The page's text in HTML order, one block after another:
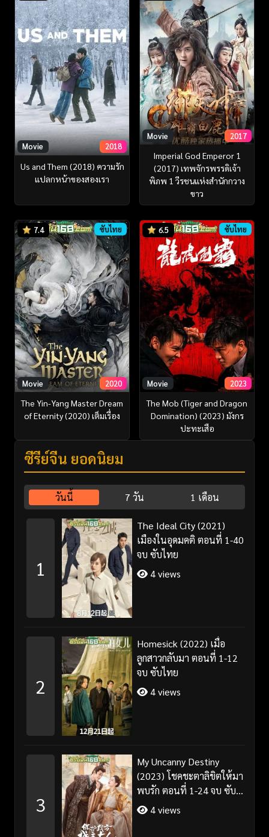
Movie 2018
Us and Them (2018) ความรัก
แปลกหน้าของสองเรา
Movie 2017
Imperial God Emperor 1
(2017) เทพจักรพรรดิเจ้า
พิภพ 1 วีรชนแห่งสำนักกวาง
ขาว
7.4 ซับไทย
Movie 2020
The Yin-Yang Master Dream
of Eternity (2020) เต็มเรื่อง
6.5 ซับไทย
Movie 2023
The Mob (Tiger and Dragon
Domination) (2023) มังกร
ปะทะเสือ
ซีรี่ย์จีน ยอดนิยม
วันนี้ 7 วัน 1 เดือน
1
The Ideal City (2021)
เมืองในอุดมคติ ตอนที่ 1-40
จบ ซับไทย
4 views
2
Homesick (2022) เมื่อ
ลูกสาวกลับมา ตอนที่ 1-12
จบ ซับไทย
4 views
3
My Uncanny Destiny
(2023) โชคชะตาลิขิตให้มา
พบรัก ตอนที่ 1-24 จบ ซับ
ไทย/พากย์ไทย
4 views